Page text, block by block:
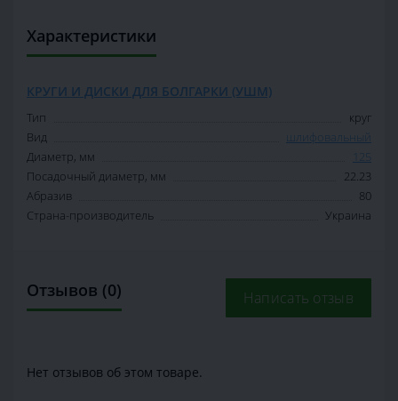
Характеристики
КРУГИ И ДИСКИ ДЛЯ БОЛГАРКИ (УШМ)
Тип
круг
Вид
шлифовальный
Диаметр, мм
125
Посадочный диаметр, мм
22.23
Абразив
80
Страна-производитель
Украина
Отзывов (0) Написать отзыв
Нет отзывов об этом товаре.